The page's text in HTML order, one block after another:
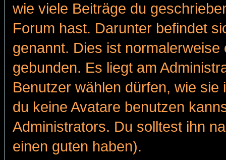
wie viele Beiträge du
Forum hast. Darunter befindet
genannt. Dies ist
gebunden. Es liegt am
Benutzer wählen dürfen, wie
du keine Avatare benutzen
Administrators. Du solltest ihn
einen guten haben).